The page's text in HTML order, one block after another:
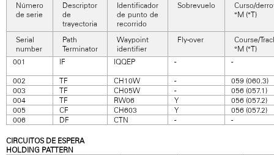
Número
de serie
Descriptor
de
trayectoria
Identificador
de punto de
recorrido
Sobrevuelo
Curso/
°M (°T)
Serial
number
Path
Terminator
Waypoint
identifier
Fly-over
Course/
°M (°T)
001
IF IQQEP - -
002 TF CH10W -
059 (060.3)
003
TF CH05W -
056 (057.1)
004
TF RW06 Y
056 (057.2)
005
CF CH603 Y
056 (057.2)
006
DF CTN - -
CIRCUITOS DE ESPERA
HOLDING PATTERN